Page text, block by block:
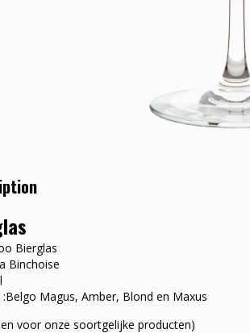
Bierglas
Binchoise
:Belgo Magus, Amber, Blond en Maxus
voor onze soortgelijke producten)